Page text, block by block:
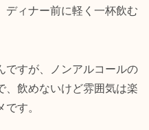
ディナー前に軽く一杯飲む
ですが、ノンアルコールの
、飲めないけど雰囲気は楽
す。